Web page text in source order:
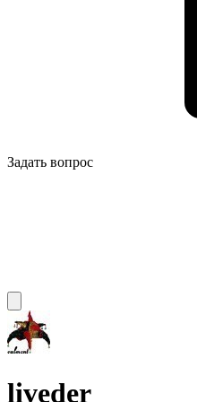
Задать вопрос
liveder